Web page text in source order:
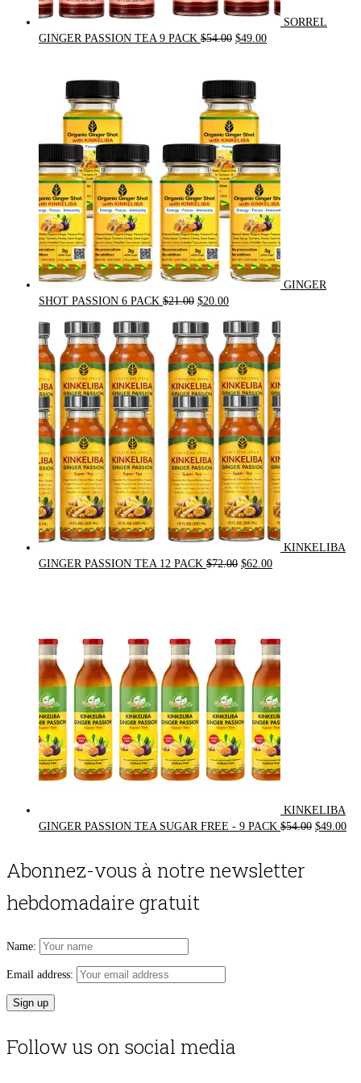
SORREL
GINGER PASSION TEA 9 PACK $54.00 Original
$54.00.
$49.00Current
GINGER
SHOT PASSION 6 PACK $21.00 Original
was:
$21.00.
$20.00Current
is:
$20.00.
KINKELIBA
GINGER PASSION TEA 12 PACK $72.00 Original
$62.00Current
KINKELIBA
GINGER PASSION TEA SUGAR FREE - 9 PACK $54.00 Original
$49.00
Abonnez-vous à notre newsletter
hebdomadaire gratuit
Name:
Email address:
Follow us on social media